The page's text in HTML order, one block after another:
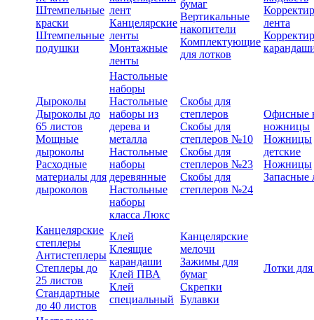
Штемпельные
краски
Штемпельные
подушки
лент
Канцелярские
ленты
Монтажные
ленты
бумаг
Вертикальные
накопители
Комплектующие
для лотков
лента
Дыроколы
Дыроколы до
65 листов
Мощные
дыроколы
Расходные
материалы для
дыроколов
Настольные
наборы
Настольные
наборы из
дерева и
металла
Настольные
наборы
деревянные
Настольные
наборы
класса Люкс
Скобы для
степлеров
Скобы для
степлеров №10
Скобы для
степлеров №23
Скобы для
степлеров №24
Офисные
ножницы
Ножницы
детские
Ножницы
Запасные
Канцелярские
степлеры
Антистеплеры
Степлеры до
25 листов
Стандартные
до 40 листов
Клей
Клеящие
карандаши
Клей ПВА
Клей
специальный
Канцелярские
мелочи
Зажимы для
бумаг
Скрепки
Булавки
Лотки